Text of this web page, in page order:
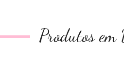
Produtos em